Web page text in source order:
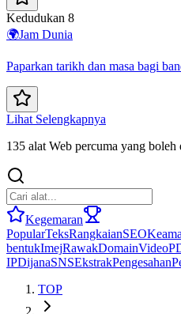
Kedudukan 8
🌍Jam Dunia
Paparkan tarikh dan masa bagi
Lihat Selengkapnya
135 alat Web percuma yang
Kegemaran
PopularTeksRangkaianSEO
bentukImejRawakDomainVideo
IPDijanaSNSEkstrakPengesahan
TOP